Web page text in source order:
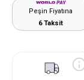
Peşin Fiyatına
6 Taksit